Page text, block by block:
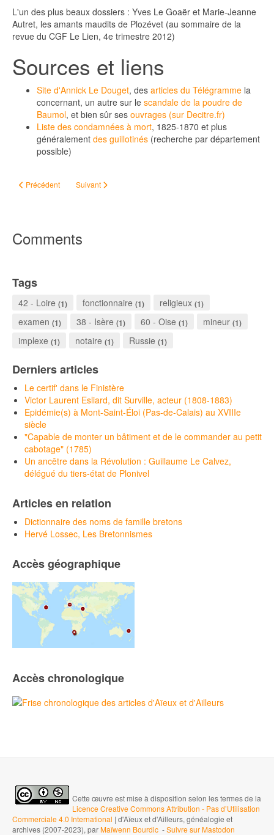
L'un des plus beaux dossiers : Yves Le Goaër et Marie-Jeanne
Autret, les amants maudits de Plozévet (au sommaire de la
revue du CGF Le Lien, 4e trimestre 2012)
Sources et liens
Site d'Annick Le Douget, des articles du Télégramme la
concernant, un autre sur le scandale de la poudre de
Baumol, et bien sûr ses ouvrages (sur Decitre.fr)
Liste des condamnées à mort, 1825-1870 et plus
généralement des guillotinés (recherche par département
possible)
Article précédent : Descendance
Précédent Article suivant : Hervé Lossec, Les Bretonnismes
Suivant
Comments
Tags
42 - Loire (1) fonctionnaire (1) religieux (1)
examen (1) 38 - Isère (1) 60 - Oise (1) mineur (1)
implexe (1) notaire (1) Russie (1)
Derniers articles
Le certif' dans le Finistère
Victor Laurent Esliard, dit Surville, acteur (1808-1883)
Epidémie(s) à Mont-Saint-Éloi (Pas-de-Calais) au XVIIIe
siècle
"Capable de monter un bâtiment et de le commander au petit
cabotage" (1785)
Un ancêtre dans la Révolution : Guillaume Le Calvez,
délégué du tiers-état de Plonivel
Articles en relation
Dictionnaire des noms de famille bretons
Hervé Lossec, Les Bretonnismes
Accès géographique
Accès chronologique
Cette œuvre est mise à disposition selon les termes de la
Licence Creative Commons Attribution - Pas d’Utilisation
Commerciale 4.0 International | d'Aïeux et d'Ailleurs, généalogie et
archives (2007-2023), parMaïwenn Bourdic -Suivre sur Mastodon